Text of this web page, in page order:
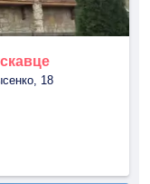
18